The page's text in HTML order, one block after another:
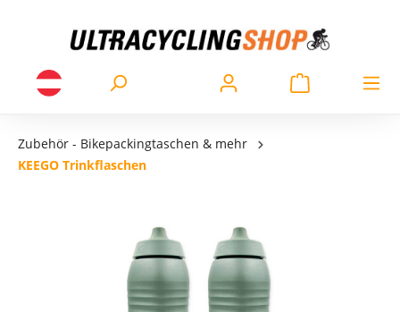
Zubehör - Bikepackingtaschen & mehr
KEEGO Trinkflaschen